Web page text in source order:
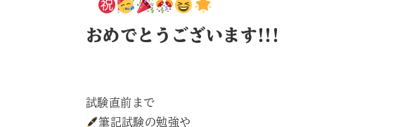
おめでとうございます!!!
試験直前まで
筆記試験の勉強や